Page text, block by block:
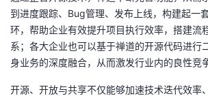
到进度跟踪、Bug管理、发布上线，构建起一
环，帮助企业有效提升项目执行效率，搭建流
系；各大企业也可以基于禅道的开源代码进行
身业务的深度融合，从而激发行业内的良性竞争
开源、开放与共享不仅能够加速技术迭代效率